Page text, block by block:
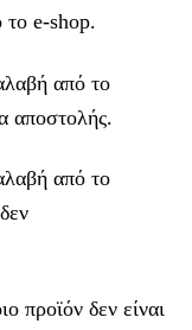
το e-shop.
από το
αποστολής.
από το
προϊόν δεν είναι